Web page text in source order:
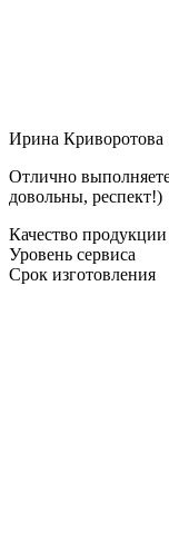
Ирина Криворотова
Отлично
довольны, респект!)
Качество продукции
Уровень сервиса
Срок изготовления